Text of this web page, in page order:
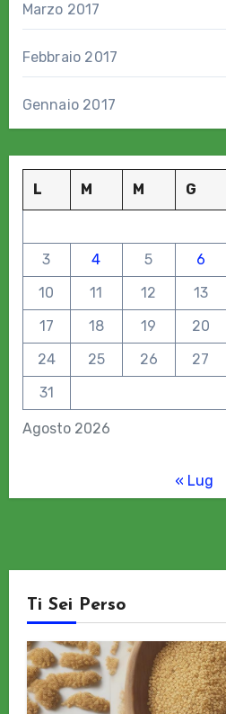
Marzo 2017
Febbraio 2017
Gennaio 2017
Agosto 2026
L M M G
3
4 5 6
10
11 12 13
17
18 19 20
24
25 26 27
31
« Lug
Ti Sei Perso